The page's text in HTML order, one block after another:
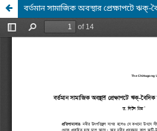
বর্তমান সামাজিক অবস্থার প্রেক্ষাপটে